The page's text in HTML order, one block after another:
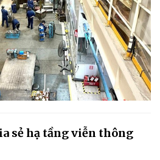
sẻ hạ tầng viễn thông